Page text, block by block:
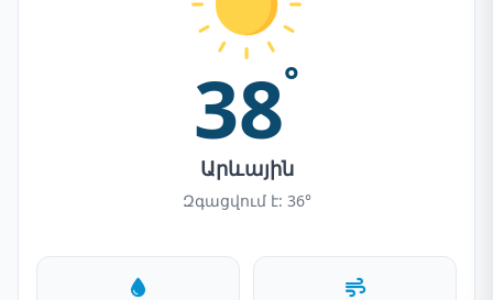
38°
Արևային
Զգացվում է: 36°